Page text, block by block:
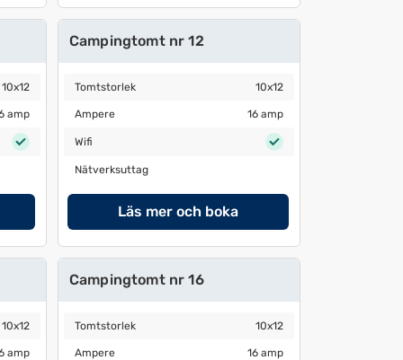
10x12
amp
Campingtomt nr 12
Tomtstorlek
Tomtstorlek 10x12
Ampere 16 amp
Ampere 16 amp
WifiWifi
Nätverksuttag
Nätverksuttag
Läs mer och boka
10x12
amp
Campingtomt nr 16
Tomtstorlek
Tomtstorlek 10x12
Ampere 16 amp
Ampere 16 amp